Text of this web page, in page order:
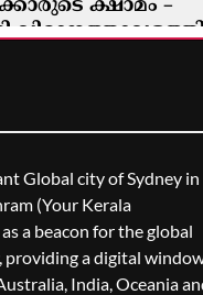
ക്ഷാമം –
Global city of Sydney in
(Your Kerala
a beacon for the global
providing a digital
India, Oceania